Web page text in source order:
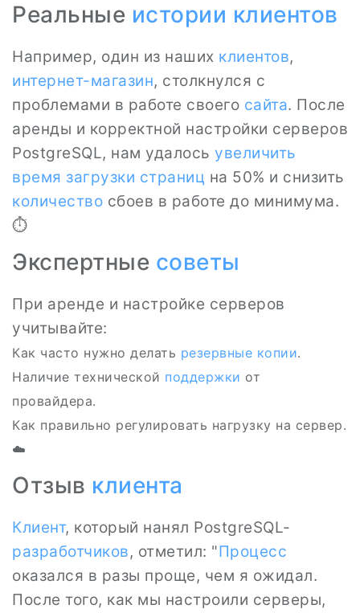
Реальные истории клиентов
Например, один из наших клиентов,
интернет-магазин, столкнулся с
проблемами в работе своего сайта. После
аренды и корректной настройки серверов
PostgreSQL, нам удалось увеличить
время загрузки страниц на 50% и снизить
количество сбоев в работе до минимума.
⏱️
Экспертные советы
При аренде и настройке серверов
учитывайте:
Как часто нужно делать резервные копии.
Наличие технической поддержки от
провайдера.
Как правильно регулировать нагрузку на сервер.
☁️
Отзыв клиента
Клиент, который нанял PostgreSQL-
разработчиков, отметил: "Процесс
оказался в разы проще, чем я ожидал.
После того, как мы настроили серверы,